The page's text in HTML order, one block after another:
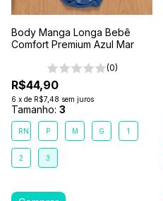
Body Manga Longa Bebê
Comfort Premium Azul Mar
(0)
R$44,90
6 x de R$7,48 sem juros
Tamanho: 3
RN P M G 1
2 3